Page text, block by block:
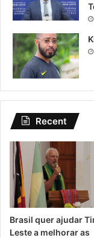
Recent
Brasil quer ajudar
Leste a melhorar as